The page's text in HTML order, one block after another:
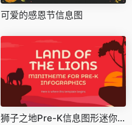
可爱的感恩节信息图
狮子之地Pre-K信息图形迷你主题